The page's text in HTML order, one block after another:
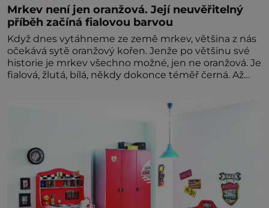
Mrkev není jen oranžová. Její neuvěřitelný
příběh začíná fialovou barvou
Když dnes vytáhneme ze země mrkev, většina z nás
očekává sytě oranžový kořen. Jenže po většinu své
historie je mrkev všechno možné, jen ne oranžová. Je
fialová, žlutá, bílá, někdy dokonce téměř černá. Až
nedokážeme představit. Její příběh je